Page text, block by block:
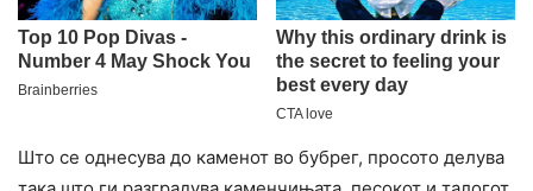
Што се однесува до каменот во бубрег, просото делува